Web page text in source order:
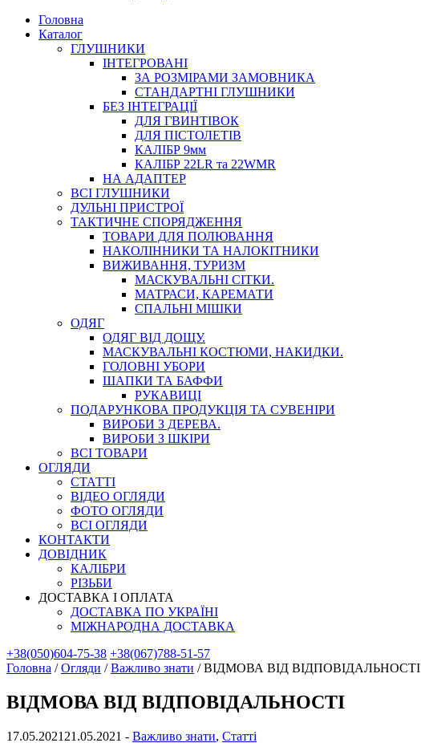
Головна
Каталог
ГЛУШНИКИ
ІНТЕГРОВАНІ
ЗА РОЗМІРАМИ ЗАМОВНИКА
СТАНДАРТНІ ГЛУШНИКИ
БЕЗ ІНТЕГРАЦІЇ
ДЛЯ ГВИНТІВОК
ДЛЯ ПІСТОЛЕТІВ
КАЛІБР 9мм
КАЛІБР 22LR та 22WMR
НА АДАПТЕР
ВСІ ГЛУШНИКИ
ДУЛЬНІ ПРИСТРОЇ
ТАКТИЧНЕ СПОРЯДЖЕННЯ
ТОВАРИ ДЛЯ ПОЛЮВАННЯ
НАКОЛІННИКИ ТА НАЛОКІТНИКИ
ВИЖИВАННЯ, ТУРИЗМ
МАСКУВАЛЬНІ СІТКИ.
МАТРАСИ, КАРЕМАТИ
СПАЛЬНІ МІШКИ
ОДЯГ
ОДЯГ ВІД ДОЩУ.
МАСКУВАЛЬНІ КОСТЮМИ, НАКИДКИ.
ГОЛОВНІ УБОРИ
ШАПКИ ТА БАФФИ
РУКАВИЦІ
ПОДАРУНКОВА ПРОДУКЦІЯ ТА СУВЕНІРИ
ВИРОБИ З ДЕРЕВА.
ВИРОБИ З ШКІРИ
ВСІ ТОВАРИ
ОГЛЯДИ
СТАТТІ
ВІДЕО ОГЛЯДИ
ФОТО ОГЛЯДИ
ВСІ ОГЛЯДИ
КОНТАКТИ
ДОВІДНИК
КАЛІБРИ
РІЗЬБИ
ДОСТАВКА І ОПЛАТА
ДОСТАВКА ПО УКРАЇНІ
МІЖНАРОДНА ДОСТАВКА
+38(050)604-75-38 +38(067)788-51-57
Головна /Огляди /Важливо знати /ВІДМОВА ВІД ВІДПОВІДАЛЬНОСТІ
ВІДМОВА ВІД ВІДПОВІДАЛЬНОСТІ
17.05.2021 21.05.2021 - Важливо знати, Статті